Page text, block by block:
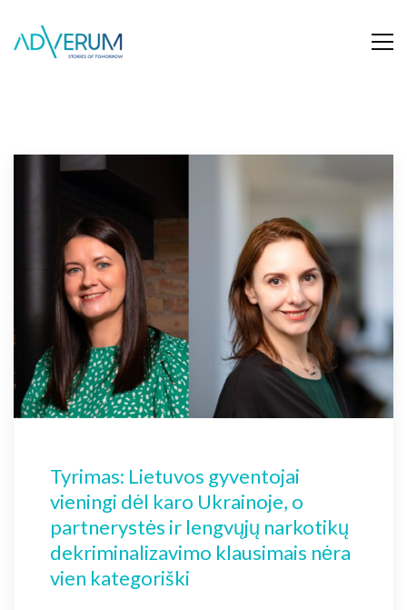
Tyrimas: Lietuvos gyventojai
vieningi dėl karo Ukrainoje, o
partnerystės ir lengvųjų narkotikų
dekriminalizavimo klausimais nėra
vien kategoriški